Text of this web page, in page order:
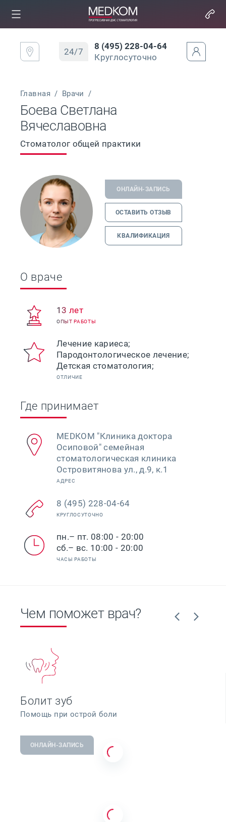
24/7
8 (495) 228-04-64
Круглосуточно
Главная / Врачи /
Боева Светлана
Вячеславовна
Стоматолог общей практики
ОНЛАЙН-ЗАПИСЬ
ОСТАВИТЬ ОТЗЫВ
КВАЛИФИКАЦИЯ
О враче
13 лет
ОПЫТ РАБОТЫ
Лечение кариеса;
Пародонтологическое лечение;
Детская стоматология;
ОТЛИЧИЕ
Где принимает
МЕDКОМ "Клиника доктора
Осиповой" семейная
стоматологическая клиника
Островитянова ул., д.9, к.1
АДРЕС
8 (495) 228-04-64
КРУГЛОСУТОЧНО
пн.– пт. 08:00 - 20:00
сб.– вс. 10:00 - 20:00
ЧАСЫ РАБОТЫ
Чем поможет врач?
Болит зуб
Помощь при острой боли
ОНЛАЙН-ЗАПИСЬ